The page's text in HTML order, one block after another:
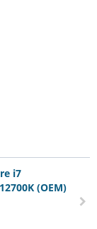
i7
(OEM)